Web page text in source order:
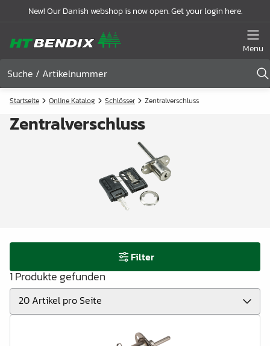
New! Our Danish webshop is now open. Get your login here.
Menu
Startseite Online Katalog Schlösser Zentralverschluss
Zentralverschluss
Filter
1 Produkte gefunden